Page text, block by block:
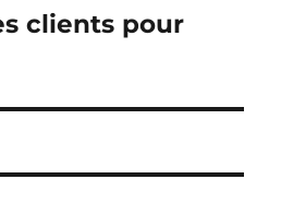
clients pour